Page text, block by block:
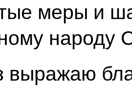
меры и
народу